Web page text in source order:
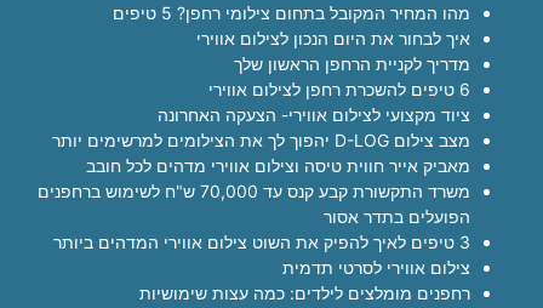
מהו המחיר המקובל בתחום צילומי רחפן? 5 טיפים
איך לבחור את היום הנכון לצילום אווירי
מדריך לקניית הרחפן הראשון שלך
6 טיפים להשכרת רחפן לצילום אווירי
ציוד מקצועי לצילום אווירי- הצעקה האחרונה
מצב צילום D-LOG יהפוך לך את הצילומים למרשימים יותר
מאביק אייר חווית טיסה וצילום אווירי מדהים לכל חובב
משרד התקשורת קבע קנס עד 70,000 ש"ח לשימוש ברחפנים
הפועלים בתדר אסור
3 טיפים לאיך להפיק את השוט צילום אווירי המדהים ביותר
צילום אווירי לסרטי תדמית
רחפנים מומלצים לילדים: כמה עצות שימושיות